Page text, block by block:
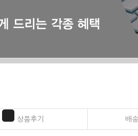
상품후기 배